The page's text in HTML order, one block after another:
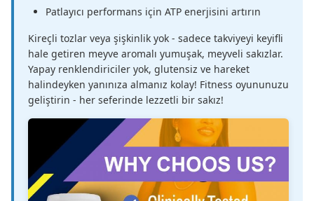
Patlayıcı performans için ATP enerjisini artırın
Kireçli tozlar veya şişkinlik yok - sadece takviyeyi keyifli
hale getiren meyve aromalı yumuşak, meyveli sakızlar.
Yapay renklendiriciler yok, glutensiz ve hareket
halindeyken yanınıza almanız kolay! Fitness oyununuzu
geliştirin - her seferinde lezzetli bir sakız!